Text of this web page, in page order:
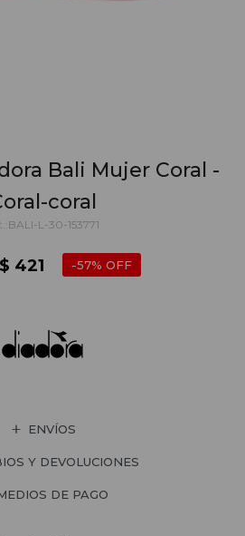
Bali Mujer Coral -
coral
BALI-L-30-153771
$ 421 57
ENVÍOS
Y DEVOLUCIONES
DE PAGO